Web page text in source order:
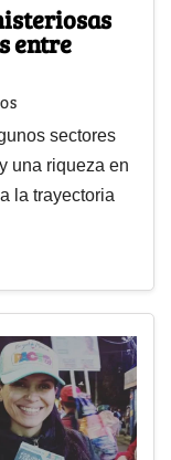
entre
sectores
una riqueza en
la trayectoria